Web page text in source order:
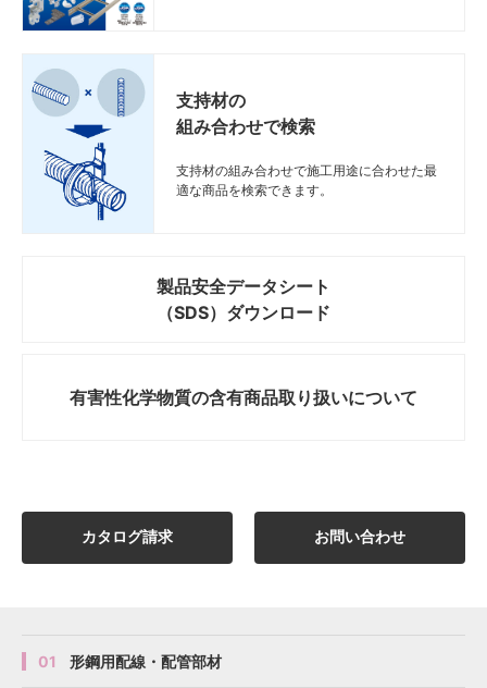
支持材の
組み合わせで検索
支持材の組み合わせで施工用途に合わせた最
適な商品を検索できます。
製品安全データシート
（SDS）ダウンロード
有害性化学物質の含有商品取り扱いについて
カタログ請求 お問い合わせ
01 形鋼用配線・配管部材